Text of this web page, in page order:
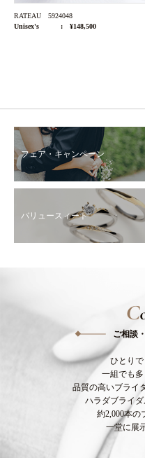
RATEAU 5924048
Unisex's
¥148,500
フェア・キャンペーン
バリュースィート
C
ご相談
ひとりで
一組でも多
品質の高いブライ
ハラダブライダ
約2,000本の
一堂に展